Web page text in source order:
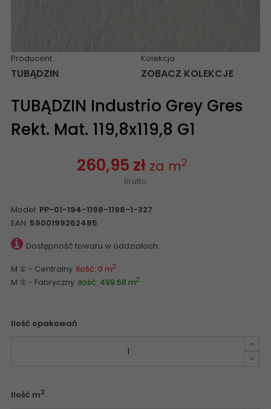
Producent
TUBĄDZIN
Kolekcja
ZOBACZ KOLEKCJE
TUBĄDZIN Industrio Grey Gres
Rekt. Mat. 119,8x119,8 G1
260,95 zł za m2
Brutto
Model: PP-01-194-1198-1198-1-327
EAN: 5900199262485
Dostępność towaru w oddziałach:
M ① - Centralny Ilość: 0 m2
M ② - Fabryczny Ilość: 499.68 m2
Ilość opakowań
Ilość m2